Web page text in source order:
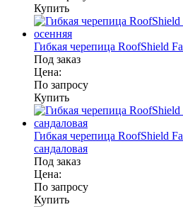
Купить
Гибкая черепица RoofShield
Под заказ
Цена:
По запросу
Купить
Гибкая черепица RoofShield
сандаловая
Под заказ
Цена:
По запросу
Купить